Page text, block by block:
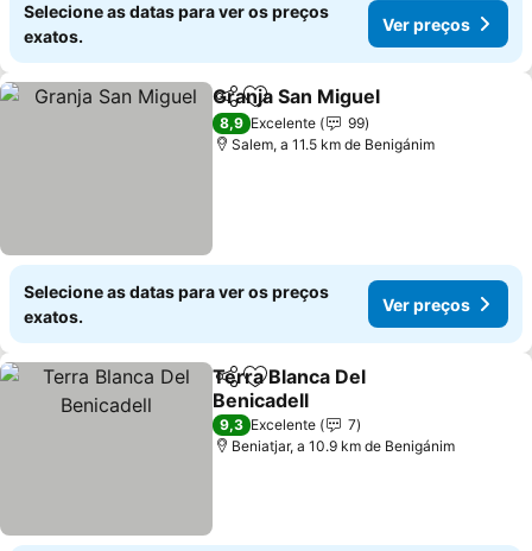
Selecione as datas para ver os preços
exatos.
Ver preços
PartilharAdicionar aos favoritos
Granja San Miguel
8,9 Excelente
99
Salem, a 11.5 km de Benigánim
Selecione as datas para ver os preços
exatos.
Ver preços
PartilharAdicionar aos favoritos
Terra Blanca Del
Benicadell
9,3 Excelente
7
Beniatjar, a 10.9 km de Benigánim